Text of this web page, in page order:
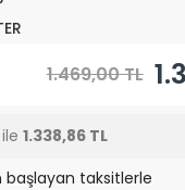
1.469,00 TL
1.338,86 TL
başlayan taksitlerle